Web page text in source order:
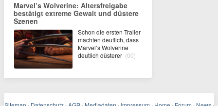
Marvel’s Wolverine: Altersfreigabe
bestätigt extreme Gewalt und düstere
Szenen
Schon die ersten Trailer
machten deutlich, dass
Marvel’s Wolverine
deutlich düsterer (00)